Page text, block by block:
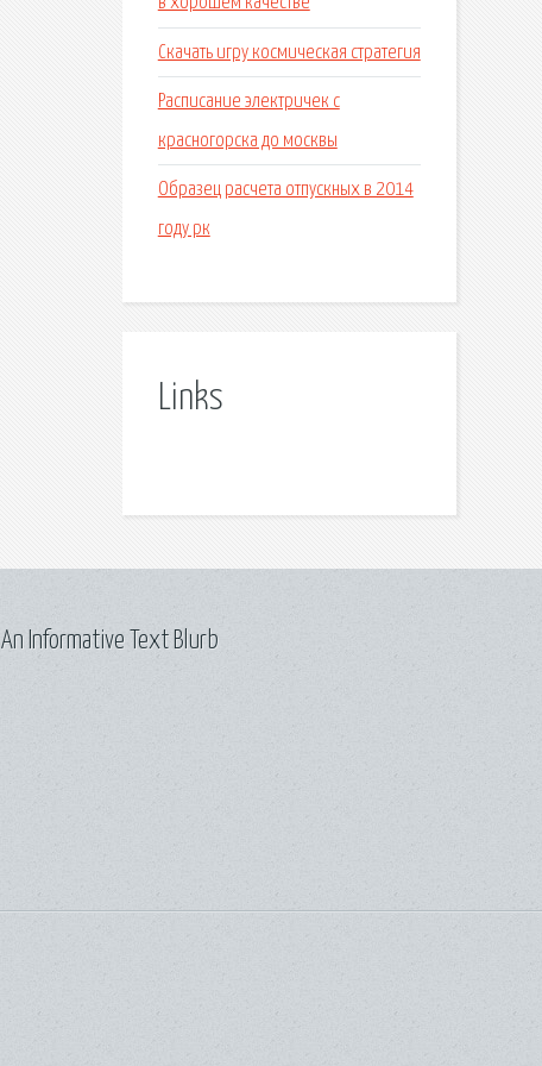
Скачать игру космическая стратегия
Расписание электричек с
красногорска до москвы
Образец расчета отпускных в 2014
году рк
Links
An Informative Text Blurb